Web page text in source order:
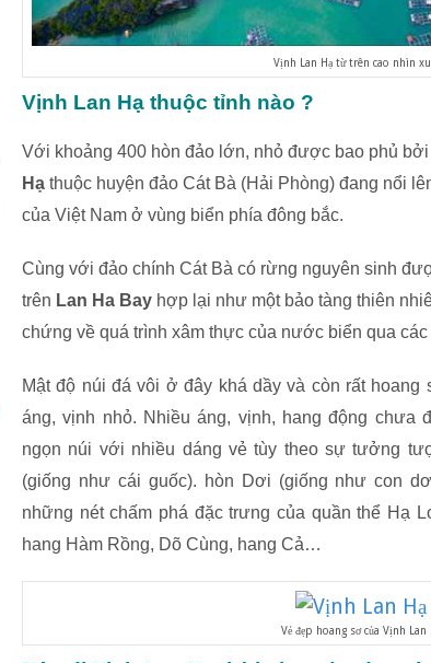
Vịnh Lan Hạ từ trên cao nhìn
Vịnh Lan Hạ thuộc tỉnh nào ?
Với khoảng 400 hòn đảo lớn, nhỏ được bao phủ
Hạ thuộc huyện đảo Cát Bà (Hải Phòng) đang nổi
của Việt Nam ở vùng biển phía đông bắc.
Cùng với đảo chính Cát Bà có rừng nguyên sinh
trên Lan Ha Bay hợp lại như một bảo tàng thiên
chứng về quá trình xâm thực của nước biển qua
Mật độ núi đá vôi ở đây khá dầy và còn rất
áng, vịnh nhỏ. Nhiều áng, vịnh, hang động chưa
ngọn núi với nhiều dáng vẻ tùy theo sự tưởng
(giống như cái guốc). hòn Dơi (giống như con
những nét chấm phá đặc trưng của quần thể Hạ
hang Hàm Rồng, Dõ Cùng, hang Cả…
Vẻ đẹp hoang sơ của Vịnh Lan